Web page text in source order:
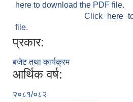
here to download the PDF file.
Click here
file.
प्रकार:
बजेट तथा कार्यक्रम
आर्थिक वर्ष:
२०८१/०८२